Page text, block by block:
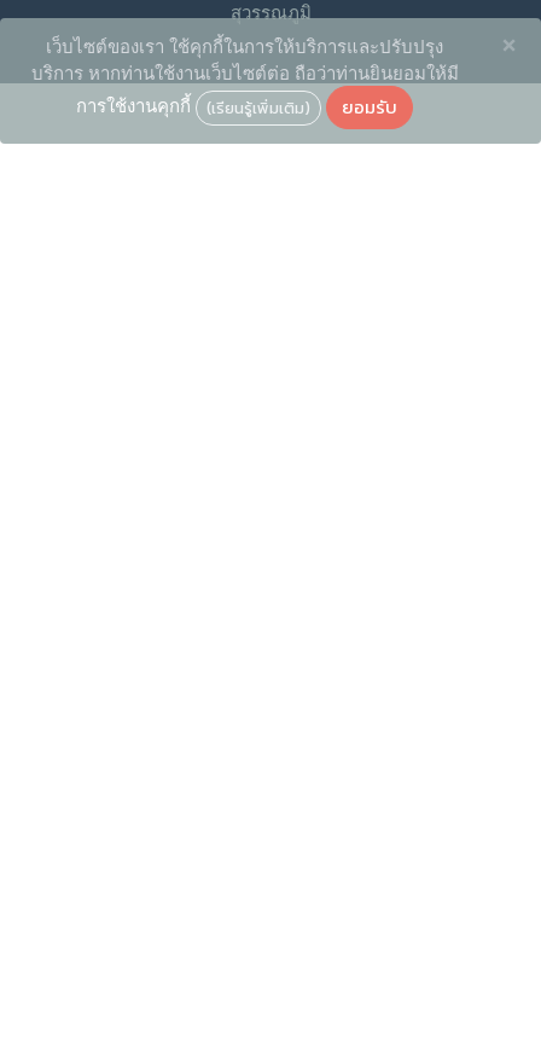
สุวรรณภูมิ
เว็บไซต์ของเรา ใช้คุกกี้ในการให้บริการและปรับปรุง
บริการ หากท่านใช้งานเว็บไซต์ต่อ ถือว่าท่านยินยอมให้มี
การใช้งานคุกกี้ (เรียนรู้เพิ่มเติม) ยอมรับ
×